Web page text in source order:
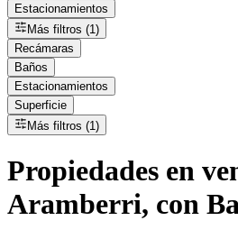
Estacionamientos
Más filtros (1)
Recámaras
Baños
Estacionamientos
Superficie
Más filtros (1)
Propiedades en
Aramberri, con